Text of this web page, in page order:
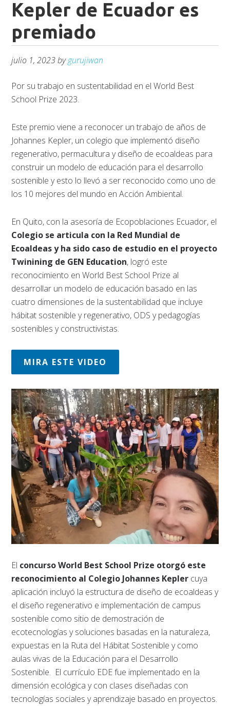
Kepler de Ecuador es
premiado
julio 1, 2023bygurujiwan
Por su trabajo en sustentabilidad en el World Best
School Prize 2023.
Este premio viene a reconocer un trabajo de años de
Johannes Kepler, un colegio que implementó diseño
regenerativo, permacultura y diseño de ecoaldeas para
construir un modelo de educación para el desarrollo
sostenible y esto lo llevó a ser reconocido como uno de
los 10 mejores del mundo en Acción Ambiental.
En Quito, con la asesoría de Ecopoblaciones Ecuador, el
Colegio se articula con la Red Mundial de
Ecoaldeas y ha sido caso de estudio en el proyecto
Twinining de GEN Education, logró este
reconocimiento en World Best School Prize al
desarrollar un modelo de educación basado en las
cuatro dimensiones de la sustentabilidad que incluye
hábitat sostenible y regenerativo, ODS y pedagogías
sostenibles y constructivistas.
MIRA ESTE VIDEO
El concurso World Best School Prize otorgó este
reconocimiento al Colegio Johannes Kepler cuya
aplicación incluyó la estructura de diseño de ecoaldeas y
el diseño regenerativo e implementación de campus
sostenible como sitio de demostración de
ecotecnologías y soluciones basadas en la naturaleza,
expuestas en la Ruta del Hábitat Sostenible y como
aulas vivas de la Educación para el Desarrollo
Sostenible. El currículo EDE fue implementado en la
dimensión ecológica y con clases diseñadas con
tecnologías sociales y aprendizaje basado en proyectos.